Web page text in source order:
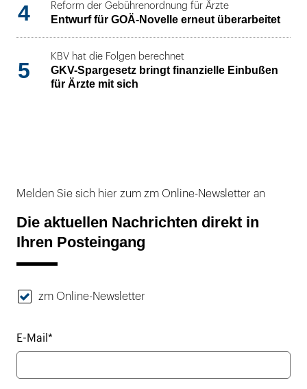
4 Reform der Gebührenordnung für Ärzte
Entwurf für GOÄ-Novelle erneut überarbeitet
5
KBV hat die Folgen berechnet
GKV-Spargesetz bringt finanzielle Einbußen
für Ärzte mit sich
Melden Sie sich hier zum zm Online-Newsletter an
Die aktuellen Nachrichten direkt in
Ihren Posteingang
zm Online-Newsletter
E-Mail*